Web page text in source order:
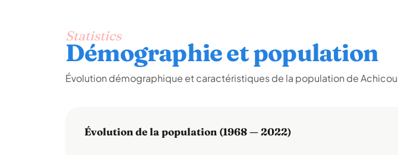
Statistics
Démographie et population
Évolution démographique et caractéristiques de la population de
Évolution de la population (1968 — 2022)